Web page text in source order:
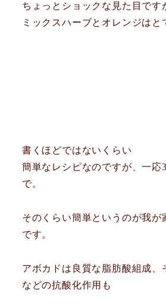
ちょっとショックな見た目です
ミックスハーブとオレンジはと
書くほどではないくらい
簡単なレシピなのですが、一応
で。
そのくらい簡単というのが我が
です。
アボカドは良質な脂肪酸組成、
などの抗酸化作用も